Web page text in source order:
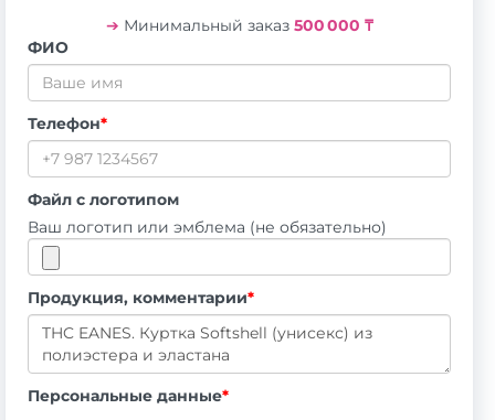
➔ Минимальный заказ 500 000 ₸
ФИО
Телефон*
Файл с логотипом
Ваш логотип или эмблема (не обязательно)
Продукция, комментарии*
Персональные данные*